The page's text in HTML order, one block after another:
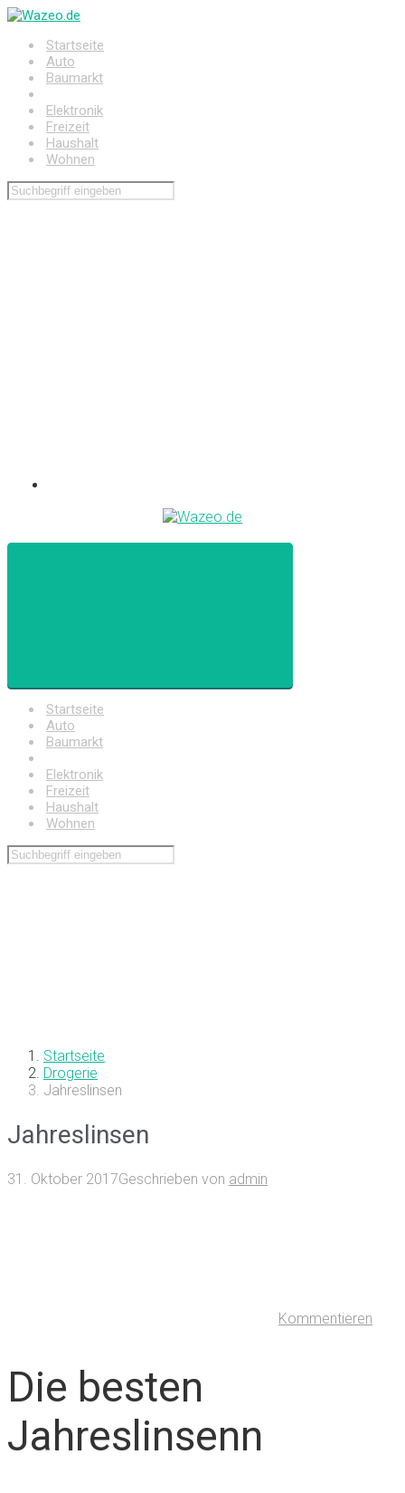
Zum
springenStartseite
Auto
Baumarkt
Elektronik
Freizeit
Haushalt
Wohnen
Startseite
Auto
Baumarkt
Elektronik
Freizeit
Haushalt
Wohnen
Startseite
Drogerie
Jahreslinsen
Jahreslinsen
31. Oktober 2017Geschrieben von admin
Kommentieren
Die besten
Jahreslinsenn